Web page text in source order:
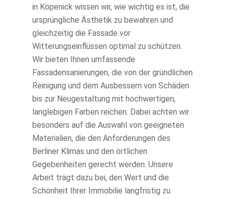
in Köpenick wissen wir, wie wichtig es ist, die
ursprüngliche Ästhetik zu bewahren und
gleichzeitig die Fassade vor
Witterungseinflüssen optimal zu schützen.
Wir bieten Ihnen umfassende
Fassadensanierungen, die von der gründlichen
Reinigung und dem Ausbessern von Schäden
bis zur Neugestaltung mit hochwertigen,
langlebigen Farben reichen. Dabei achten wir
besonders auf die Auswahl von geeigneten
Materialien, die den Anforderungen des
Berliner Klimas und den örtlichen
Gegebenheiten gerecht werden. Unsere
Arbeit trägt dazu bei, den Wert und die
Schönheit Ihrer Immobilie langfristig zu